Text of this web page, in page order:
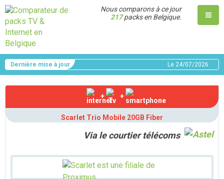
Nous comparons à ce jour
217packs en Belgique.
Dernière mise à jour Le 24/07/2026
+ +
Scarlet Trio Mobile 20GB Fiber
Via le courtier télécoms